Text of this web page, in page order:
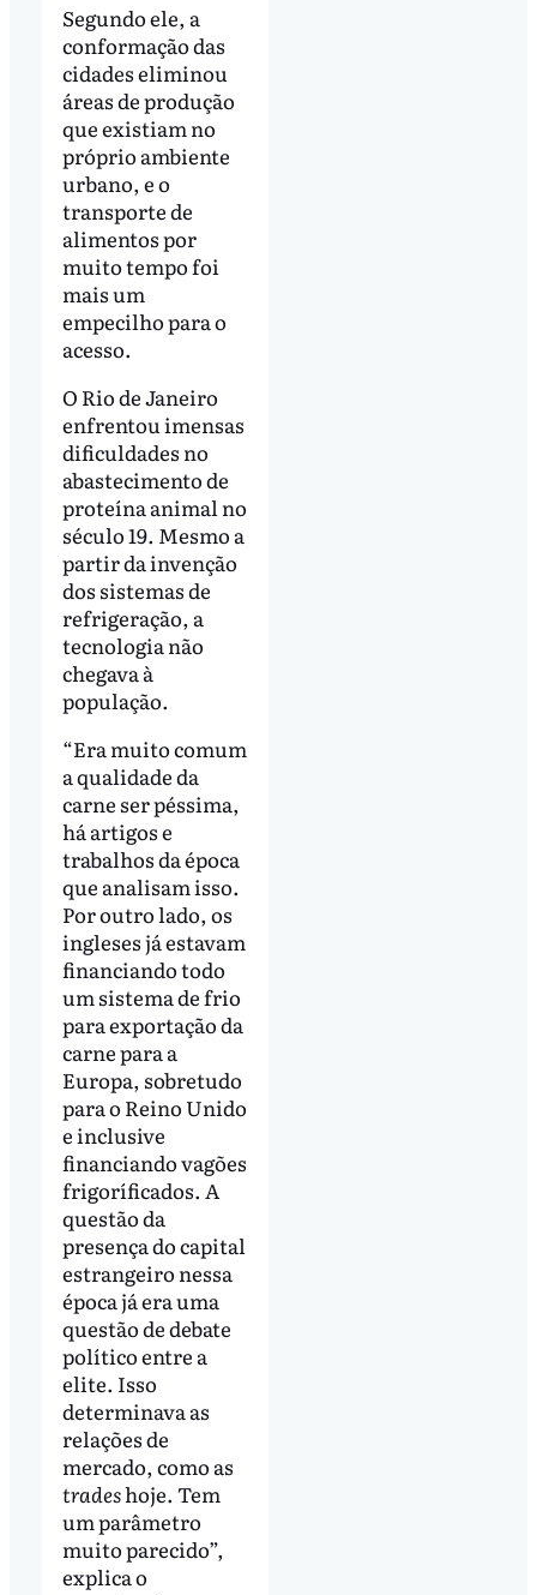
Segundo ele, a
conformação das
cidades eliminou
áreas de produção
que existiam no
próprio ambiente
urbano, e o
transporte de
alimentos por
muito tempo foi
mais um
empecilho para o
acesso.
O Rio de Janeiro
enfrentou imensas
dificuldades no
abastecimento de
proteína animal no
século 19. Mesmo a
partir da invenção
dos sistemas de
refrigeração, a
tecnologia não
chegava à
população.
“Era muito comum
a qualidade da
carne ser péssima,
há artigos e
trabalhos da época
que analisam isso.
Por outro lado, os
ingleses já estavam
financiando todo
um sistema de frio
para exportação da
carne para a
Europa, sobretudo
para o Reino Unido
e inclusive
financiando vagões
frigoríficados. A
questão da
presença do capital
estrangeiro nessa
época já era uma
questão de debate
político entre a
elite. Isso
determinava as
relações de
mercado, como as
tradeshoje. Tem
um parâmetro
muito parecido”,
explica o